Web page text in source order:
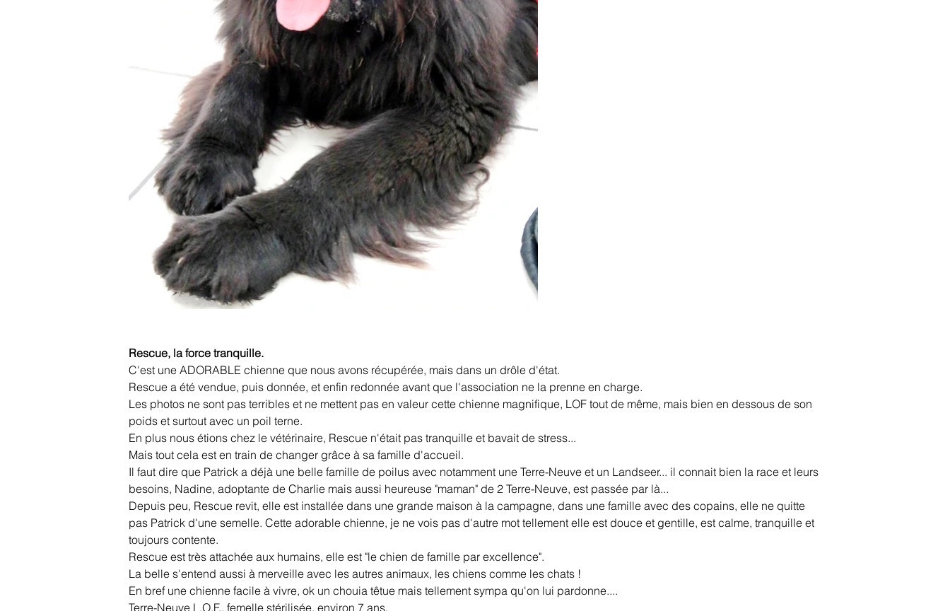
Rescue, la force tranquille.
C'est une ADORABLE chienne que nous avons récupérée, mais dans un drôle d'état.
Rescue a été vendue, puis donnée, et enfin redonnée avant que l'association ne la prenne en charge.
Les photos ne sont pas terribles et ne mettent pas en valeur cette chienne magnifique, LOF tout de même, mais bien en dessous de son
poids et surtout avec un poil terne.
En plus nous étions chez le vétérinaire, Rescue n'était pas tranquille et bavait de stress...
Mais tout cela est en train de changer grâce à sa famille d'accueil.
Il faut dire que Patrick a déjà une belle famille de poilus avec notamment une Terre-Neuve et un Landseer... il connait bien la race et leurs
besoins, Nadine, adoptante de Charlie mais aussi heureuse "maman" de 2 Terre-Neuve, est passée par là...
Depuis peu, Rescue revit, elle est installée dans une grande maison à la campagne, dans une famille avec des copains, elle ne quitte
pas Patrick d'une semelle. Cette adorable chienne, je ne vois pas d'autre mot tellement elle est douce et gentille, est calme, tranquille et
toujours contente.
Rescue est très attachée aux humains, elle est "le chien de famille par excellence".
La belle s'entend aussi à merveille avec les autres animaux, les chiens comme les chats !
En bref une chienne facile à vivre, ok un chouia têtue mais tellement sympa qu'on lui pardonne....
Terre-Neuve L.O.F., femelle stérilisée, environ 7 ans.